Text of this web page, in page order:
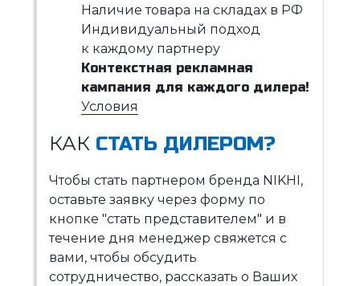
Наличие товара на складах в РФ
Индивидуальный подход
к каждому партнеру
Контекстная рекламная
кампания для каждого дилера!
Условия
КАК СТАТЬ ДИЛЕРОМ?
Чтобы стать партнером бренда NIKHI,
оставьте заявку через форму по
кнопке "стать представителем" и в
течение дня менеджер свяжется с
вами, чтобы обсудить
сотрудничество, рассказать о Ваших